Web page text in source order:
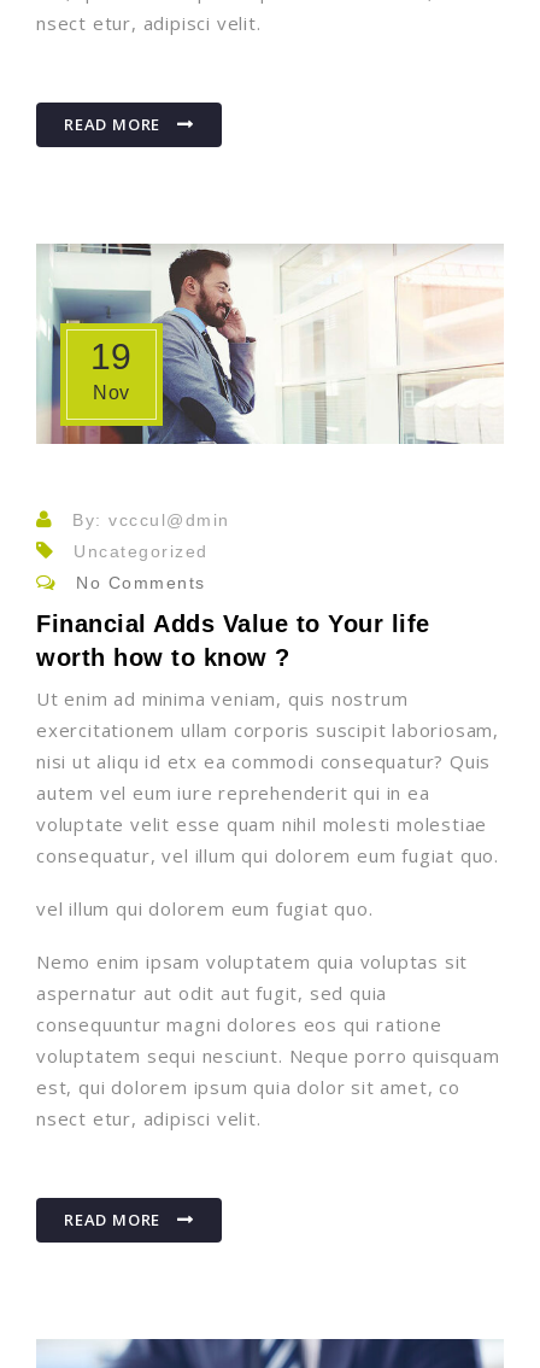
nsect etur, adipisci velit.
READ MORE
19
Nov
By: vcccul@dmin
Uncategorized
No Comments
Financial Adds Value to Your life
worth how to know ?
Ut enim ad minima veniam, quis nostrum
exercitationem ullam corporis suscipit laboriosam,
nisi ut aliqu id etx ea commodi consequatur? Quis
autem vel eum iure reprehenderit qui in ea
voluptate velit esse quam nihil molesti molestiae
consequatur, vel illum qui dolorem eum fugiat quo.
vel illum qui dolorem eum fugiat quo.
Nemo enim ipsam voluptatem quia voluptas sit
aspernatur aut odit aut fugit, sed quia
consequuntur magni dolores eos qui ratione
voluptatem sequi nesciunt. Neque porro quisquam
est, qui dolorem ipsum quia dolor sit amet, co
nsect etur, adipisci velit.
READ MORE